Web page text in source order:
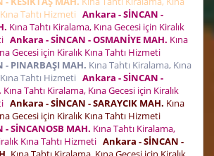
Tahtı Hizmeti Ankara - SİNCAN -
Kına Tahtı Kiralama, Kına Gecesi için Kiralık
Ankara - SİNCAN - OSMANİYE MAH. Kına
Gecesi için Kiralık Kına Tahtı Hizmeti
- PINARBAŞI MAH. Kına Tahtı Kiralama, Kına
Tahtı Hizmeti Ankara - SİNCAN -
Kına Tahtı Kiralama, Kına Gecesi için Kiralık
Ankara - SİNCAN - SARAYCIK MAH. Kına
Gecesi için Kiralık Kına Tahtı Hizmeti
SİNCANOSB MAH. Kına Tahtı Kiralama,
Kına Tahtı Hizmeti Ankara - SİNCAN -